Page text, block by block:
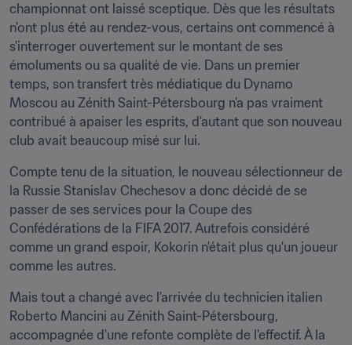
championnat ont laissé sceptique. Dès que les résultats
n'ont plus été au rendez-vous, certains ont commencé à
s'interroger ouvertement sur le montant de ses
émoluments ou sa qualité de vie. Dans un premier
temps, son transfert très médiatique du Dynamo
Moscou au Zénith Saint-Pétersbourg n'a pas vraiment
contribué à apaiser les esprits, d'autant que son nouveau
club avait beaucoup misé sur lui.
Compte tenu de la situation, le nouveau sélectionneur de
la Russie Stanislav Chechesov a donc décidé de se
passer de ses services pour la Coupe des
Confédérations de la FIFA 2017. Autrefois considéré
comme un grand espoir, Kokorin n'était plus qu'un joueur
comme les autres.
Mais tout a changé avec l'arrivée du technicien italien
Roberto Mancini au Zénith Saint-Pétersbourg,
accompagnée d'une refonte complète de l'effectif. À la